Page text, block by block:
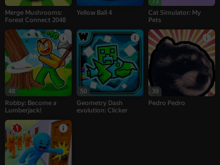
Merge Mushrooms:
Forest Connect 2048
Yellow Ball 4
Cat Simulator: My
Pets
48
Robby: Become a
Lumberjack!
50
Geometry Dash
evolution: Clicker
39
Pedro Pedro